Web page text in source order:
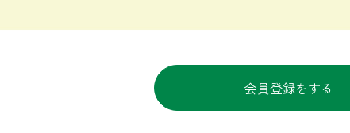
会員登録をする